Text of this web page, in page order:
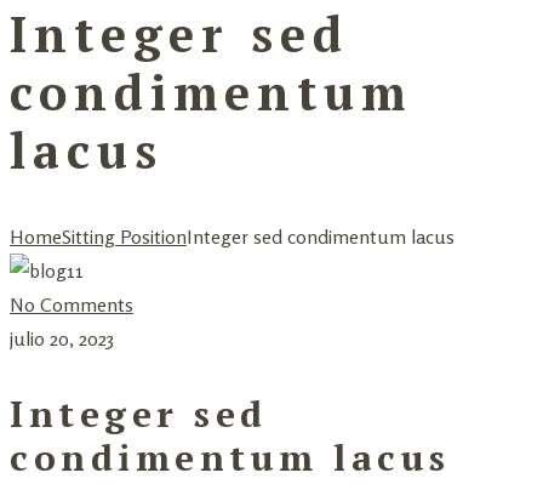
Integer sed
condimentum
lacus
HomeSitting PositionInteger sed condimentum lacus
No Comments
julio 20, 2023
Integer sed
condimentum lacus